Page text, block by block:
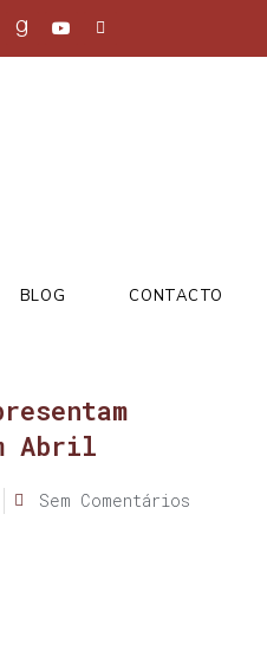
BLOG CONTACTO
Abril
Sem Comentários